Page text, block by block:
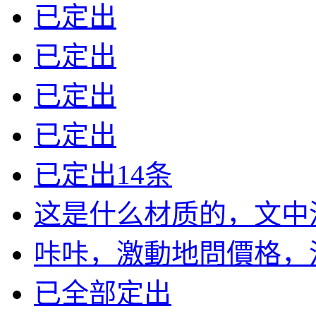
已定出
已定出
已定出
已定出
已定出14条
这是什么材质的，文中
咔咔，激動地問價格，
已全部定出